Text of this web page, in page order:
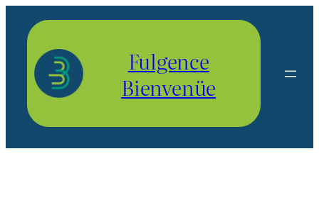
contenu
Fulgence
Bienvenüe